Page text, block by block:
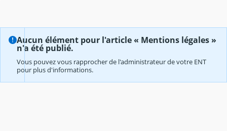
Aucun élément pour l'article « Mentions légales »
n'a été publié.
Vous pouvez vous rapprocher de l'administrateur de votre ENT
pour plus d'informations.